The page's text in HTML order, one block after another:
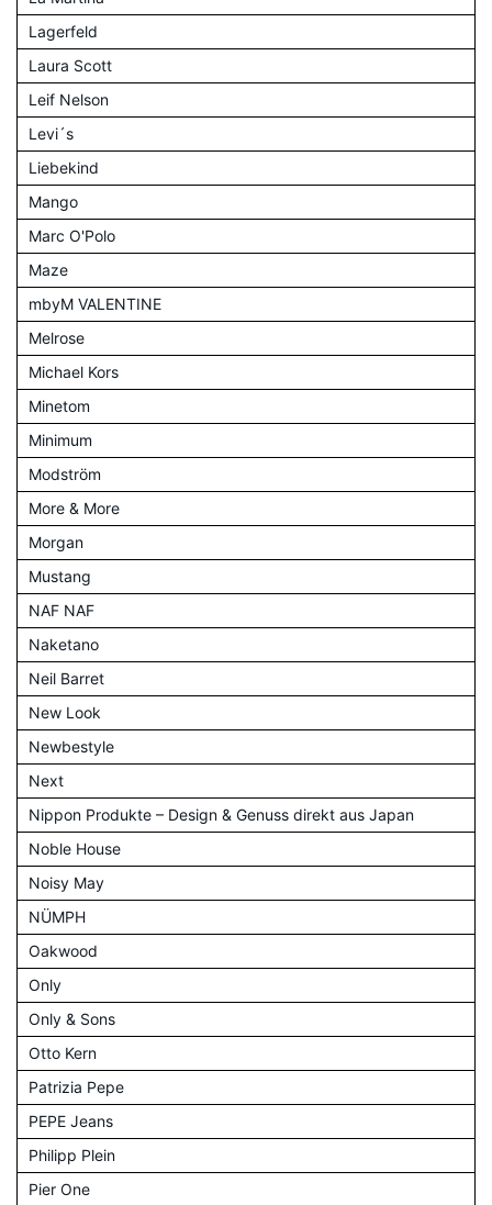
Lagerfeld
Laura Scott
Leif Nelson
Levi´s
Liebekind
Mango
Marc O'Polo
Maze
mbyM VALENTINE
Melrose
Michael Kors
Minetom
Minimum
Modström
More & More
Morgan
Mustang
NAF NAF
Naketano
Neil Barret
New Look
Newbestyle
Next
Nippon Produkte – Design & Genuss direkt aus Japan
Noble House
Noisy May
NÜMPH
Oakwood
Only
Only & Sons
Otto Kern
Patrizia Pepe
PEPE Jeans
Philipp Plein
Pier One